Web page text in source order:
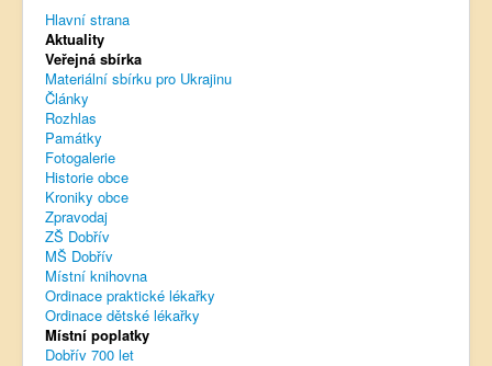
Kontakt
Úřední deska
Dobřívský zpravodaj
Rozhlas
Sokol Dobřív
Ubytování
Obec Pavlovsko
Virtuální prohlídka
Hlavní strana
Aktuality
Veřejná sbírka
Materiální sbírku pro Ukrajinu
Články
Rozhlas
Památky
Fotogalerie
Historie obce
Kroniky obce
Zpravodaj
ZŠ Dobřív
MŠ Dobřív
Místní knihovna
Ordinace praktické lékařky
Ordinace dětské lékařky
Místní poplatky
Dobřív 700 let